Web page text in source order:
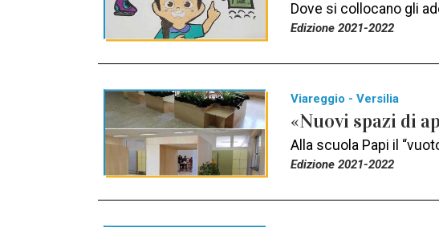
Dove si collocano gli
Edizione 2021-2022
Viareggio - Versilia
«Nuovi spazi di
Alla scuola Papi il
Edizione 2021-2022